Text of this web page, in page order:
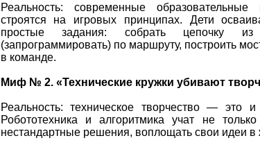
Реальность: современные
строятся на игровых принципах. Дети
простые задания: собрать цепочку
(запрограммировать) по маршруту, построить
в команде.
Миф № 2. «Технические кружки убивают
Реальность: техническое творчество — это
Робототехника и алгоритмика учат не
нестандартные решения, воплощать свои идеи в